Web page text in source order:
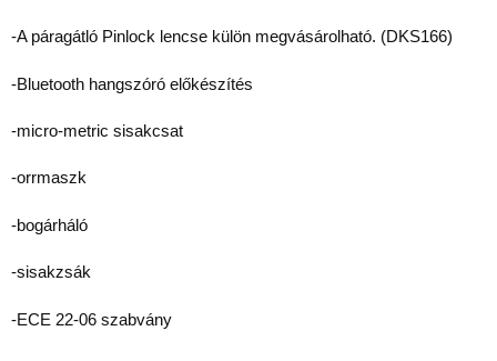
-A páragátló Pinlock lencse külön megvásárolható. (DKS166)
-Bluetooth hangszóró előkészítés
-micro-metric sisakcsat
-orrmaszk
-bogárháló
-sisakzsák
-ECE 22-06 szabvány